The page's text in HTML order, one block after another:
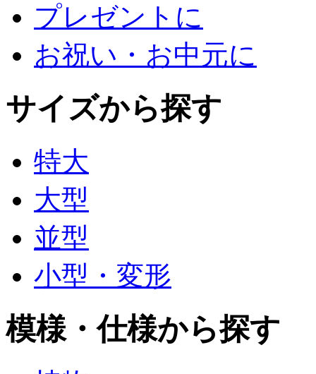
プレゼントに
お祝い・お中元に
サイズから探す
特大
大型
並型
小型・変形
模様・仕様から探す